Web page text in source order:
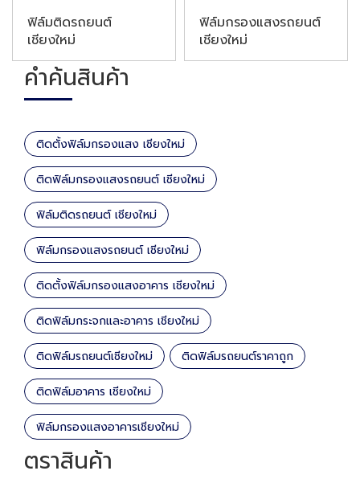
ฟิล์มติดรถยนต์
เชียงใหม่
ฟิล์มกรองแสงรถยนต์
เชียงใหม่
คำค้นสินค้า
ติดตั้งฟิล์มกรองแสง เชียงใหม่
ติดฟิล์มกรองแสงรถยนต์ เชียงใหม่
ฟิล์มติดรถยนต์ เชียงใหม่
ฟิล์มกรองแสงรถยนต์ เชียงใหม่
ติดตั้งฟิล์มกรองแสงอาคาร เชียงใหม่
ติดฟิล์มกระจกและอาคาร เชียงใหม่
ติดฟิล์มรถยนต์เชียงใหม่ ติดฟิล์มรถยนต์ราคาถูก
ติดฟิล์มอาคาร เชียงใหม่
ฟิล์มกรองแสงอาคารเชียงใหม่
ตราสินค้า